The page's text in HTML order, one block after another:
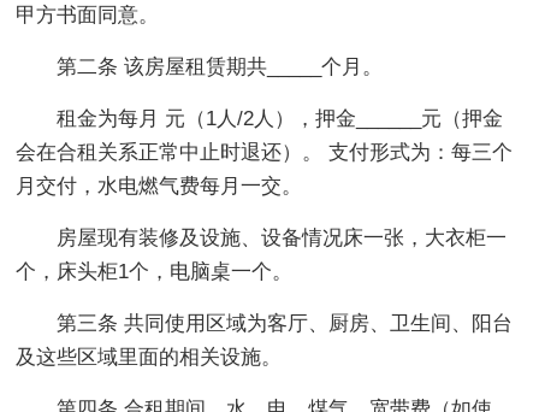
甲方书面同意。
第二条 该房屋租赁期共_____个月。
租金为每月 元（1人/2人），押金______元（押金
会在合租关系正常中止时退还）。 支付形式为：每三个
月交付，水电燃气费每月一交。
房屋现有装修及设施、设备情况床一张，大衣柜一
个，床头柜1个，电脑桌一个。
第三条 共同使用区域为客厅、厨房、卫生间、阳台
及这些区域里面的相关设施。